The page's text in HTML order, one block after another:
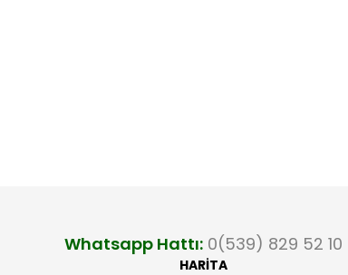
Whatsapp Hattı: 0(539) 829 52 10
HARİTA